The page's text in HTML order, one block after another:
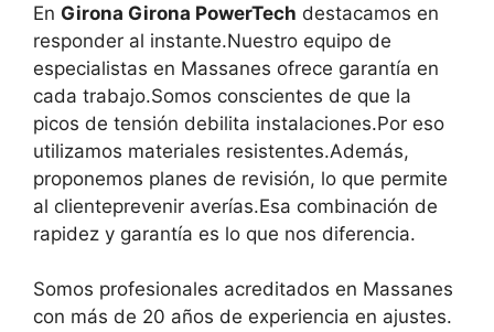
En Girona Girona PowerTech destacamos en
responder al instante.Nuestro equipo de
especialistas en Massanes ofrece garantía en
cada trabajo.Somos conscientes de que la
picos de tensión debilita instalaciones.Por eso
utilizamos materiales resistentes.Además,
proponemos planes de revisión, lo que permite
al clienteprevenir averías.Esa combinación de
rapidez y garantía es lo que nos diferencia.
Somos profesionales acreditados en Massanes
con más de 20 años de experiencia en ajustes.